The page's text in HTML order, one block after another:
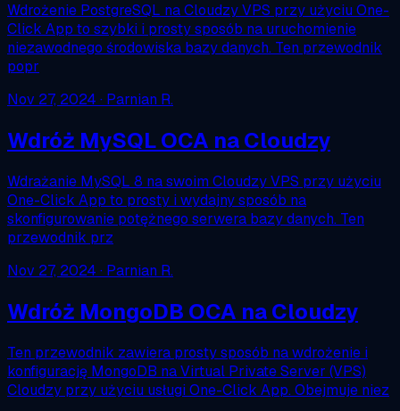
Wdrożenie PostgreSQL na Cloudzy VPS przy użyciu One-
Click App to szybki i prosty sposób na uruchomienie
niezawodnego środowiska bazy danych. Ten przewodnik
popr
Nov 27, 2024 · Parnian R.
Wdróż MySQL OCA na Cloudzy
Wdrażanie MySQL 8 na swoim Cloudzy VPS przy użyciu
One-Click App to prosty i wydajny sposób na
skonfigurowanie potężnego serwera bazy danych. Ten
przewodnik prz
Nov 27, 2024 · Parnian R.
Wdróż MongoDB OCA na Cloudzy
Ten przewodnik zawiera prosty sposób na wdrożenie i
konfigurację MongoDB na Virtual Private Server (VPS)
Cloudzy przy użyciu usługi One-Click App. Obejmuje niez